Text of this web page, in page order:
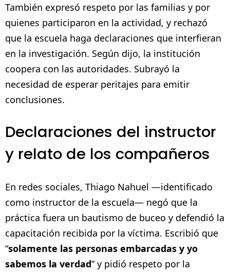
También expresó respeto por las familias y por
quienes participaron en la actividad, y rechazó
que la escuela haga declaraciones que interfieran
en la investigación. Según dijo, la institución
coopera con las autoridades. Subrayó la
necesidad de esperar peritajes para emitir
conclusiones.
Declaraciones del instructor
y relato de los compañeros
En redes sociales, Thiago Nahuel —identificado
como instructor de la escuela— negó que la
práctica fuera un bautismo de buceo y defendió la
capacitación recibida por la víctima. Escribió que
“solamente las personas embarcadas y yo
sabemos la verdad” y pidió respeto por la